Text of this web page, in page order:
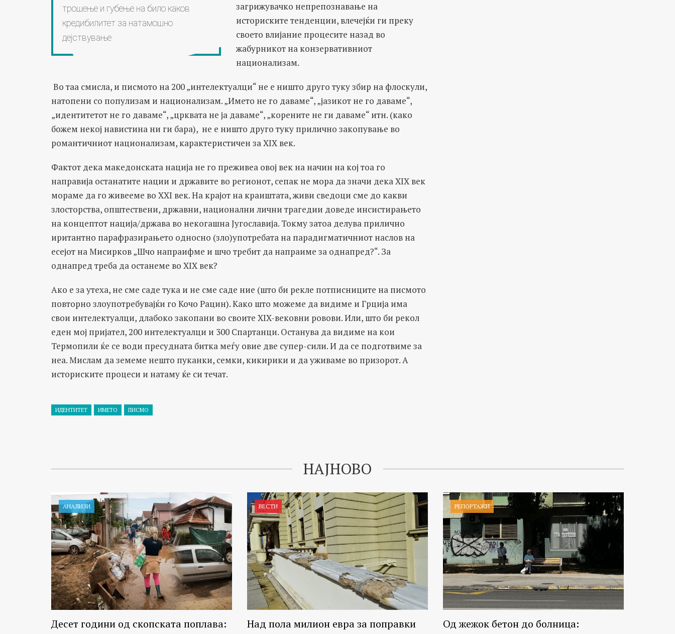
трошење и губење на било каков
кредибилитет за натамошно
дејствување
загрижувачко непрепознавање на
историските тенденции, влечејќи ги преку
своето влијание процесите назад во
жабурникот на конзервативниот
национализам.
Во таа смисла, и писмото на 200 „интелектуалци“ не е ништо друго туку збир на флоскули,
натопени со популизам и национализам. „Името не го даваме“, „јазикот не го даваме“,
„идентитетот не го даваме“, „црквата не ја даваме“, „корените не ги даваме“ итн. (како
божем некој навистина ни ги бара), не е ништо друго туку прилично закопување во
романтичниот национализам, карактеристичен за XIX век.
Фактот дека македонската нација не го преживеа овој век на начин на кој тоа го
направија останатите нации и државите во регионот, сепак не мора да значи дека XIX век
мораме да го живееме во XXI век. На крајот на краиштата, живи сведоци сме до какви
злосторства, општествени, државни, национални лични трагедии доведе инсистирањето
на концептот нација/држава во некогашна Југославија. Токму затоа делува прилично
иритантно парафразирањето односно (зло)употребата на парадигматичниот наслов на
есејот на Мисирков „Шчо напраифме и шчо требит да напраиме за однапред?“. За
однапред треба да останеме во XIX век?
Ако е за утеха, не сме саде тука и не сме саде ние (што би рекле потписниците на писмото
повторно злоупотребувајќи го Кочо Рацин). Како што можеме да видиме и Грција има
свои интелектуалци, длабоко закопани во своите XIX-вековни ровови. Или, што би рекол
еден мој пријател, 200 интелектуалци и 300 Спартанци. Останува да видиме на кои
Термопили ќе се води пресудната битка меѓу овие две супер-сили. И да се подготвиме за
неа. Мислам да земеме нешто пуканки, семки, кикирики и да уживаме во призорот. А
историските процеси и натаму ќе си течат.
ИДЕНТИТЕТ ИМЕТО ПИСМО
НАЈНОВО
АНАЛИЗИ
Десет години од скопската поплава:
ВЕСТИ
Над пола милион евра за поправки
РЕПОРТАЖИ
Од жежок бетон до болница: